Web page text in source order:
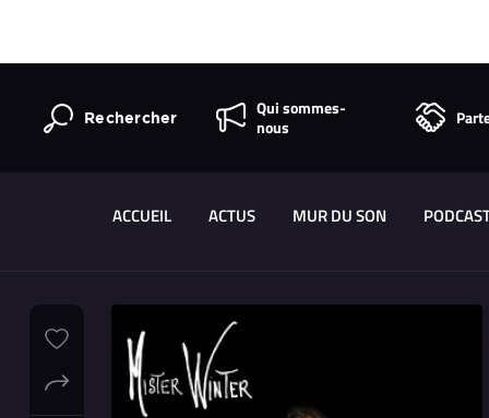
Rechercher
Qui sommes-
nous
ACCUEIL ACTUS MUR DU SON